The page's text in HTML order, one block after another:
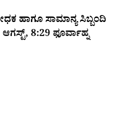
ಹಾಗೂ ಸಾಮಾನ್ಯ ಸಿಬ್ಬಂದಿ
8:29 ಫೂರ್ವಾಹ್ನ